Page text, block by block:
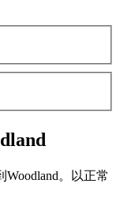
Woodland。以正常